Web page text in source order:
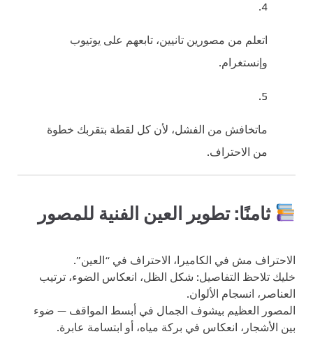
اتعلم من مصورين تانيين، تابعهم على يوتيوب
وإنستغرام.
ماتخافش من الفشل، لأن كل لقطة بتقربك خطوة
من الاحتراف.
ثامنًا: تطوير العين الفنية للمصور
الاحتراف مش في الكاميرا، الاحتراف في “العين”.
خليك تلاحظ التفاصيل: شكل الظل، انعكاس الضوء، ترتيب
العناصر، انسجام الألوان.
المصور العظيم بيشوف الجمال في أبسط المواقف — ضوء
بين الأشجار، انعكاس في بركة مياه، أو ابتسامة عابرة.